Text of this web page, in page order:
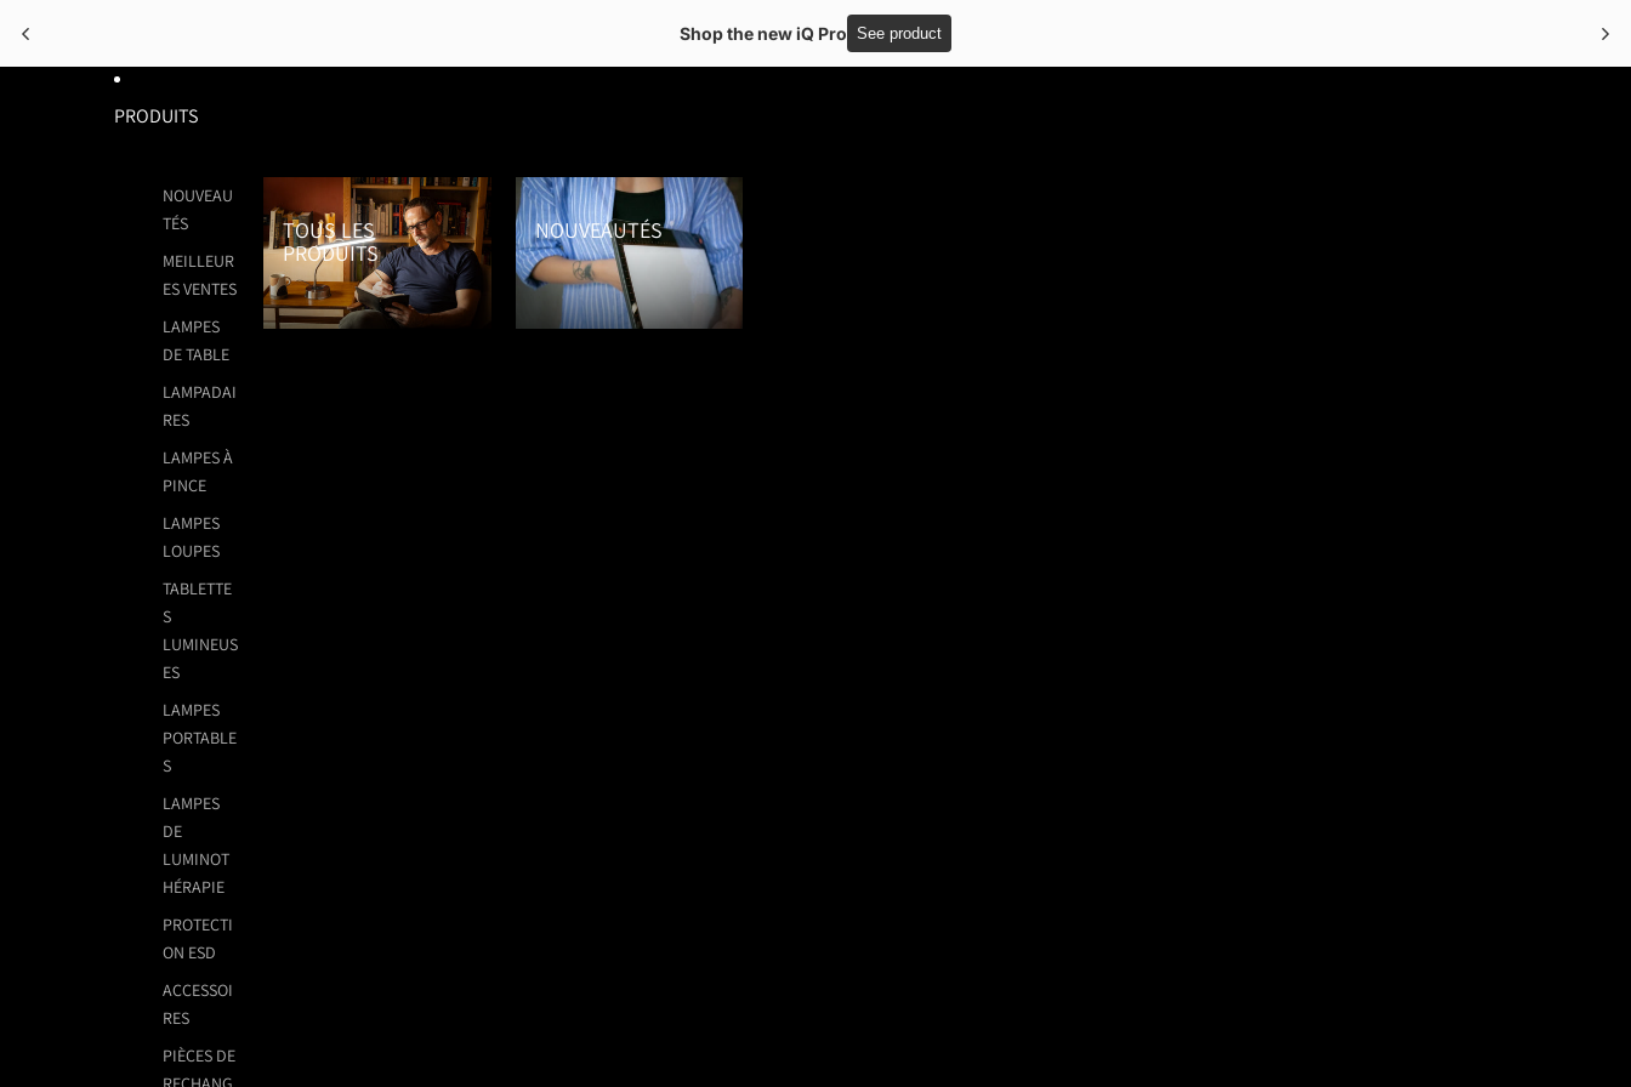
Shop the new iQ Pro See product
PRODUITS
NOUVEAU
TÉS
MEILLEUR
ES VENTES
LAMPES
DE TABLE
LAMPADAI
RES
LAMPES À
PINCE
LAMPES
LOUPES
TABLETTE
S
LUMINEUS
ES
LAMPES
PORTABLE
S
LAMPES
DE
LUMINOT
HÉRAPIE
PROTECTI
ON ESD
ACCESSOI
RES
PIÈCES DE
Tous les Produits
TOUS LES
PRODUITS
Nouveautés
NOUVEAUTÉS